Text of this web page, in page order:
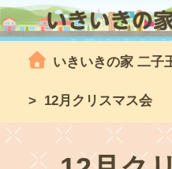
いきいきの家 二子
> 12月クリスマス会